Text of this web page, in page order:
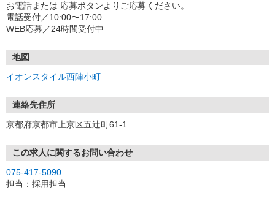
お電話または 応募ボタンよりご応募ください。
電話受付／10:00〜17:00
WEB応募／24時間受付中
地図
イオンスタイル西陣小町
連絡先住所
京都府京都市上京区五辻町61-1
この求人に関するお問い合わせ
075-417-5090
担当：採用担当